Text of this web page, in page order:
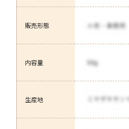
販売形態
内容量
生産地